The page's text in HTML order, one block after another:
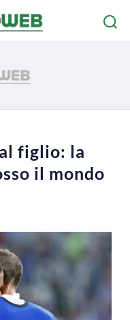
figlio: la
il mondo